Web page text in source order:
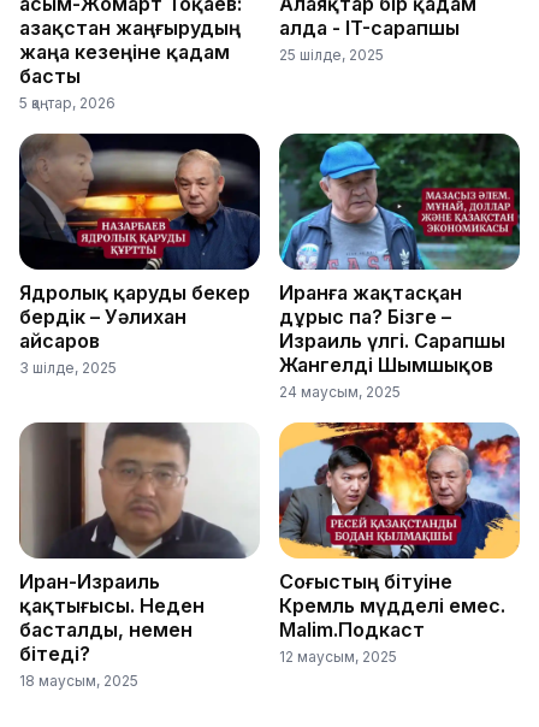
Қазақстан жаңғырудың
жаңа кезеңіне қадам
басты
5 қаңтар, 2026
алда - IT-сарапшы
25 шілде, 2025
Ядролық қаруды бекер
бердік – Уәлихан
Қайсаров
3 шілде, 2025
Иранға жақтасқан
дұрыс па? Бізге –
Израиль үлгі. Сарапшы
Жангелді Шымшықов
24 маусым, 2025
Иран-Израиль
қақтығысы. Неден
басталды, немен
бітеді?
18 маусым, 2025
Соғыстың бітуіне
Кремль мүдделі емес.
Malim.Подкаст
12 маусым, 2025